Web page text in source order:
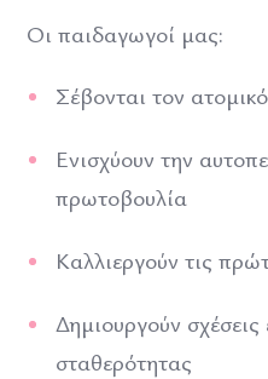
Οι παιδαγωγοί μας:
Σέβονται τον
Ενισχύουν την
πρωτοβουλία
Καλλιεργούν τις
Δημιουργούν
σταθερότητας